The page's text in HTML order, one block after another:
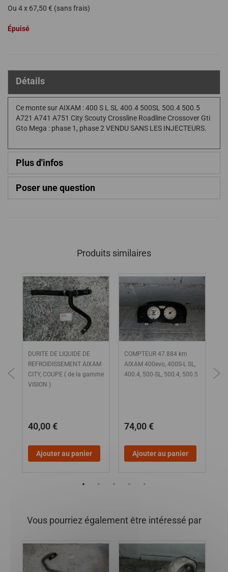
Ou 4 x 67,50 € (sans frais)
Épuisé
Détails
Ce monte sur AIXAM : 400 S L SL 400.4 500SL 500.4 500.5
A721 A741 A751 City Scouty Crossline Roadline Crossover Gti
Gto Mega : phase 1, phase 2 VENDU SANS LES INJECTEURS.
Plus d'infos
Poser une question
Produits similaires
DURITE DE LIQUIDE DE
REFROIDISSEMENT AIXAM
CITY, COUPE ( de la gamme
VISION )
40,00 €
Ajouter au panier
COMPTEUR 47.884 km
AIXAM 400evo, 400S-L SL,
400.4, 500-SL, 500.4, 500.5
74,00 €
Ajouter au panier
Vous pourriez également être intéressé par